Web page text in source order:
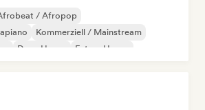
/ Afropop
Kommerziell / Mainstream
Deep House Future House